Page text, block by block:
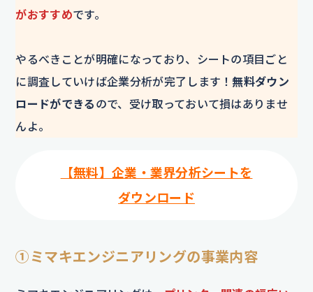
がおすすめです。
やるべきことが明確になっており、シートの項目ごと
に調査していけば企業分析が完了します！無料ダウン
ロードができる ので、受け取っておいて損はありませ
んよ。
【無料】企業・業界分析シートを
ダウンロード
①ミマキエンジニアリングの事業内容